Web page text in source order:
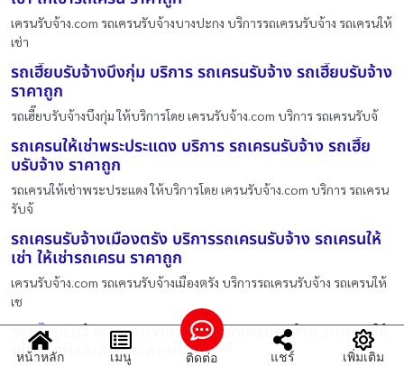
เครนรับจ้าง.com รถเครนรับจ้างบางปะกง บริการรถเครนรับจ้าง รถเครนให้
เช่า
รถเฮี๊ยบรับจ้างบึงกุ่ม บริการ รถเครนรับจ้าง รถเฮี๊ยบรับจ้าง
ราคาถูก
รถเฮี๊ยบรับจ้างบึงกุ่ม ให้บริการโดย เครนรับจ้าง.com บริการ รถเครนรับจ้
รถเครนให้เช่าพระประแดง บริการ รถเครนรับจ้าง รถเฮี๊ย
บรับจ้าง ราคาถูก
รถเครนให้เช่าพระประแดง ให้บริการโดย เครนรับจ้าง.com บริการ รถเครน
รับจ้
รถเครนรับจ้างเมืองตรัง บริการรถเครนรับจ้าง รถเครนให้
เช่า ให้เช่ารถเครน ราคาถูก
เครนรับจ้าง.com รถเครนรับจ้างเมืองตรัง บริการรถเครนรับจ้าง รถเครนให้
เช
รถเฮี๊ยบรับจ้างวานรนิวาส บริการรถเครนรับจ้าง รถเครนให้
เช่า ให้เช่ารถเครน ราคาถูก
หน้าหลัก เมนู ติดต่อ แชร์ เพิ่มเติม